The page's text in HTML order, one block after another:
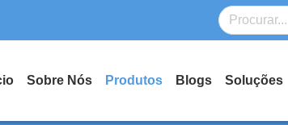
Sobre Nós Produtos Blogs Soluções